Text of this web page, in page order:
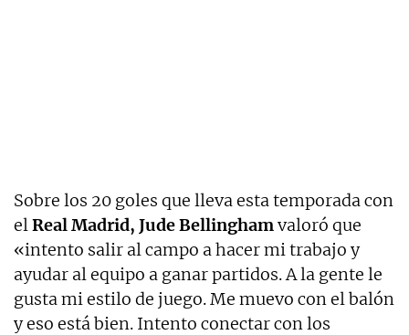
Sobre los 20 goles que lleva esta temporada con
elReal Madrid, Jude Bellinghamvaloró que
«intento salir al campo a hacer mi trabajo y
ayudar al equipo a ganar partidos. A la gente le
gusta mi estilo de juego. Me muevo con el balón
y eso está bien. Intento conectar con los